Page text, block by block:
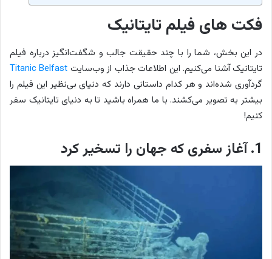
فکت های فیلم تایتانیک
در این بخش، شما را با چند حقیقت جالب و شگفت‌انگیز درباره فیلم
تایتانیک آشنا می‌کنیم. این اطلاعات جذاب از وب‌سایت Titanic Belfast
گردآوری شده‌اند و هر کدام داستانی دارند که دنیای بی‌نظیر این فیلم را
بیشتر به تصویر می‌کشند. با ما همراه باشید تا به دنیای تایتانیک سفر
کنیم!
1. آغاز سفری که جهان را تسخیر کرد